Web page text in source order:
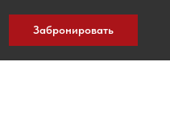
Забронировать